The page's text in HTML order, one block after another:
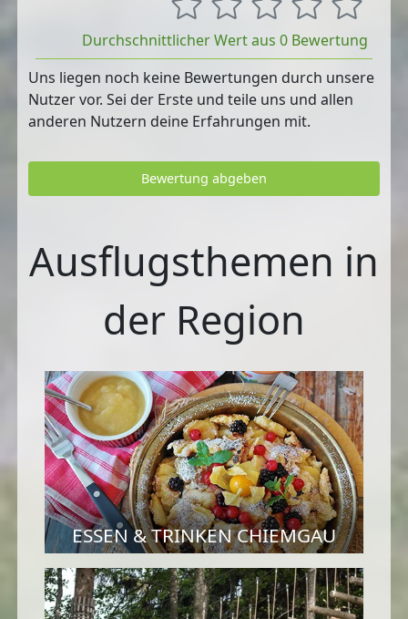
Durchschnittlicher Wert aus 0 Bewertung
Uns liegen noch keine Bewertungen durch unsere
Nutzer vor. Sei der Erste und teile uns und allen
anderen Nutzern deine Erfahrungen mit.
Bewertung abgeben
Ausflugsthemen in
der Region
ESSEN & TRINKEN CHIEMGAU